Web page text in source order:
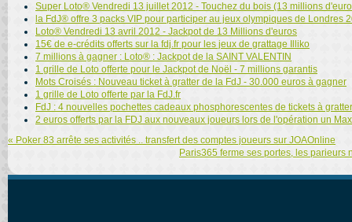
Super Loto® Vendredi 13 juillet 2012 - Touchez du bois (13 millions
la FdJ® offre 3 packs VIP pour participer au jeux olympiques de Londres
Loto® Vendredi 13 avril 2012 - Jackpot de 13 Millions d'euros
15€ de e-crédits offerts sur la fdj.fr pour les jeux de grattage Illiko
7 millions à gagner : Loto® : Jackpot de la SAINT VALENTIN
1 grille de Loto offerte pour le Jackpot de Noël - 7 millions garantis
Mots Croisés : Nouveau ticket à gratter de la FdJ - 30.000 euros à gagner
1 grille de Loto offerte par la FdJ.fr
FdJ : 4 nouvelles pochettes cadeaux phosphorescentes de tickets à gratter
2 euros offerts par la FDJ aux nouveaux joueurs lors de l'opération un
« Poker 83 arrête ses activités .. transfert des comptes joueurs sur JOAOnline
Paris365 ferme ses portes, les